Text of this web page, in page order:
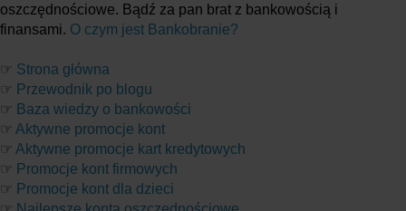
oszczędnościowe. Bądź za pan brat z bankowością i
finansami. O czym jest Bankobranie?
☞ Strona główna
☞ Przewodnik po blogu
☞ Baza wiedzy o bankowości
☞ Aktywne promocje kont
☞ Aktywne promocje kart kredytowych
☞ Promocje kont firmowych
☞ Promocje kont dla dzieci